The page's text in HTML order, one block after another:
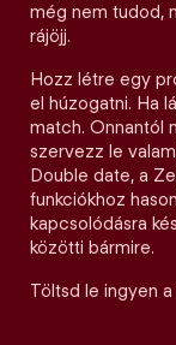
még nem tudod,
rájöjj.
Hozz létre egy
el húzogatni. Ha
match. Onnantól
szervezz le
Double date, a
funkciókhoz
kapcsolódásra
közötti bármire.
Töltsd le ingyen